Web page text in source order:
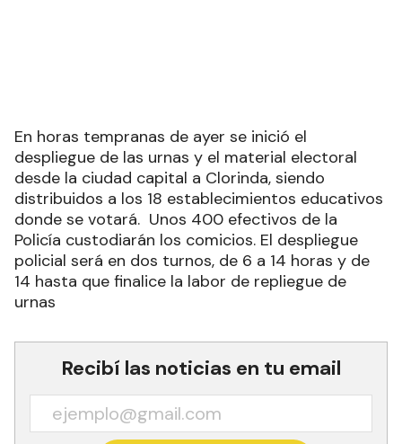
En horas tempranas de ayer se inició el
despliegue de las urnas y el material electoral
desde la ciudad capital a Clorinda, siendo
distribuidos a los 18 establecimientos educativos
donde se votará. Unos 400 efectivos de la
Policía custodiarán los comicios. El despliegue
policial será en dos turnos, de 6 a 14 horas y de
14 hasta que finalice la labor de repliegue de
urnas
Recibí las noticias en tu email